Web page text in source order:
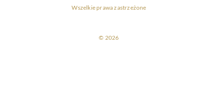
Wszelkie prawa zastrzeżone
© 2026